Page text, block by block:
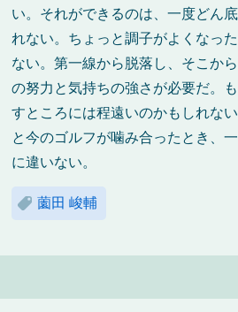
い。それができるのは、一度どん
れない。ちょっと調子がよくなっ
ない。第一線から脱落し、そこか
の努力と気持ちの強さが必要だ。
すところには程遠いのかもしれな
と今のゴルフが噛み合ったとき、
に違いない。
薗田 峻輔